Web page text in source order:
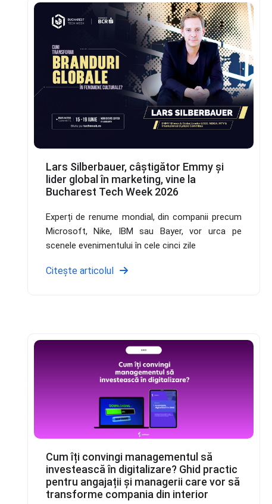
Lars Silberbauer, câștigător Emmy și
lider global în marketing, vine la
Bucharest Tech Week 2026
Experți de renume mondial, din companii precum
Microsoft, Nike, IBM sau Bayer, vor urca pe
scenele evenimentului în cele cinci zile
Citește articolul
Cum îți convingi managementul să
investească în digitalizare? Ghid practic
pentru angajații și managerii care vor să
transforme compania din interior